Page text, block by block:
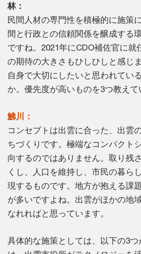
林：
民間人材の専門性を積極的に施策
間と行政との信頼関係を醸成する
ですね。2021年にCDO補佐官に就
の期待の大きさもひしひしと感じ
自身で大切にしたいと思われてい
か。優先度が高いものを3つ教えて
鮄川：
コンセプトは出雲に合った、出雲
ちづくりです。極端なコンパクト
向するのではありません。取り残
くし、人口を維持し、市民の暮ら
現するものです。地方が抱える課
が多いですよね。出雲がほかの地
なれればと思っています。
具体的な施策としては、以下の3つ